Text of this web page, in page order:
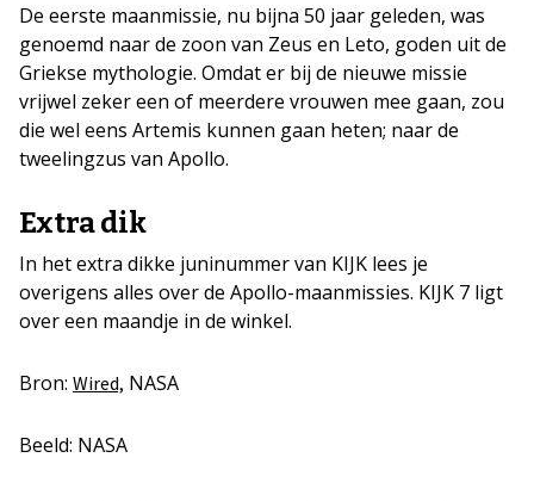
De eerste maanmissie, nu bijna 50 jaar geleden, was
genoemd naar de zoon van Zeus en Leto, goden uit de
Griekse mythologie. Omdat er bij de nieuwe missie
vrijwel zeker een of meerdere vrouwen mee gaan, zou
die wel eens Artemis kunnen gaan heten; naar de
tweelingzus van Apollo.
Extra dik
In het extra dikke juninummer van KIJK lees je
overigens alles over de Apollo-maanmissies. KIJK 7 ligt
over een maandje in de winkel.
Bron: Wired, NASA
Beeld: NASA